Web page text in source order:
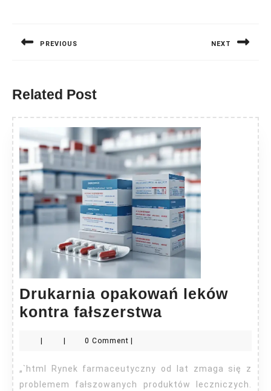
PREVIOUS NEXT
Related Post
Drukarnia opakowań leków
kontra fałszerstwa
kontra
fałszerstwa
0 Comment
„`html Rynek farmaceutyczny od lat zmaga się z
problemem fałszowanych produktów leczniczych.